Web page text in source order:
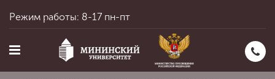
Режим работы: 8-17 пн-пт